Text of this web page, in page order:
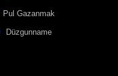
Pul Gazanmak
Düzgunname